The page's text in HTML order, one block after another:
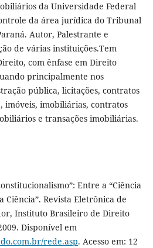
da Universidade Federal
da área jurídica do Tribunal
Autor, Palestrante e
de várias instituições.Tem
com ênfase em Direito
principalmente nos
pública, licitações, contratos
imóveis, imobiliárias, contratos
e transações imobiliárias.
Entre a “Ciência
Ciência”. Revista Eletrônica de
Instituto Brasileiro de Direito
Disponível em
rede.asp. Acesso em: 12